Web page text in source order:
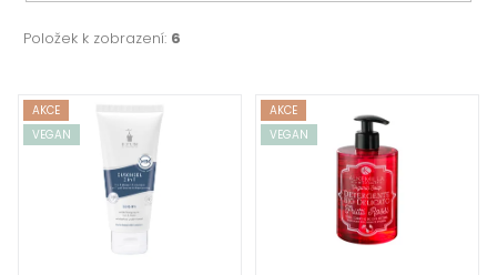
Položek k zobrazení: 6
V
ý
AKCE
VEGAN
AKCE
VEGAN